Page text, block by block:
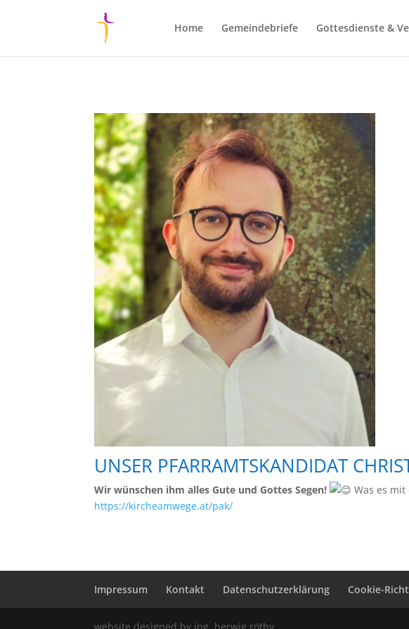
Home Gemeindebriefe Gottesdienste &
UNSER PFARRAMTSKANDIDAT
Wir wünschen ihm alles Gute und Gottes Segen!
Was es
https://kircheamwege.at/pak/
Impressum Kontakt Datenschutzerklärung Cookie-